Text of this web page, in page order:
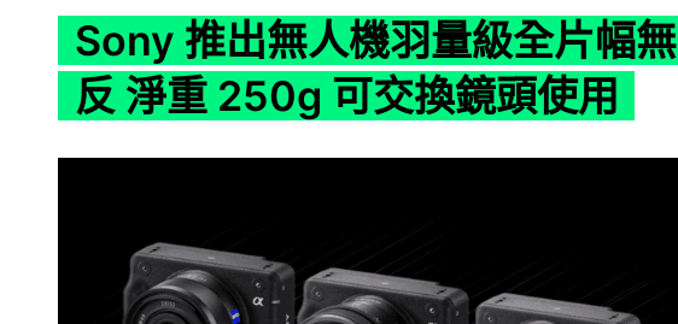
Sony 推出無人機羽量級全片幅無
反 淨重 250g 可交換鏡頭使用